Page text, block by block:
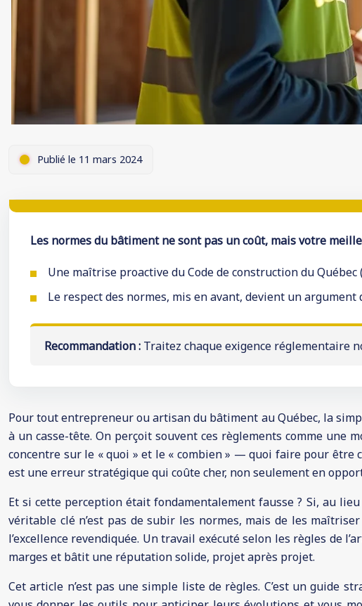
Publié le 11 mars 2024
Les normes du bâtiment ne sont pas un coût, mais votre
Une maîtrise proactive du Code de construction du
Le respect des normes, mis en avant, devient un
Recommandation : Traitez chaque exigence réglementaire
Pour tout entrepreneur ou artisan du bâtiment au Québec, la
à un casse-tête. On perçoit souvent ces règlements comme une
concentre sur le « quoi » et le « combien » — quoi faire pour
est une erreur stratégique qui coûte cher, non seulement en
Et si cette perception était fondamentalement fausse ? Si, au
véritable clé n’est pas de subir les normes, mais de les
l’excellence revendiquée. Un travail exécuté selon les règles de
marges et bâtit une réputation solide, projet après projet.
Cet article n’est pas une simple liste de règles. C’est un guide